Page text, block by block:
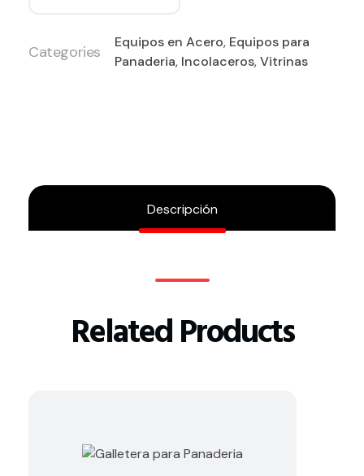
Categories
Equipos en Acero, Equipos para
Panaderia, Incolaceros,Vitrinas
Descripción
Related Products